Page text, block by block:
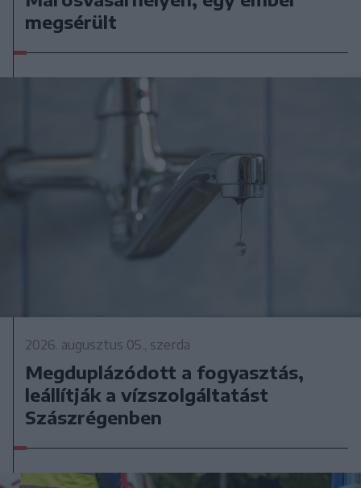
megsérült
2026. augusztus 05., szerda
Megduplázódott a fogyasztás,
leállítják a vízszolgáltatást
Szászrégenben